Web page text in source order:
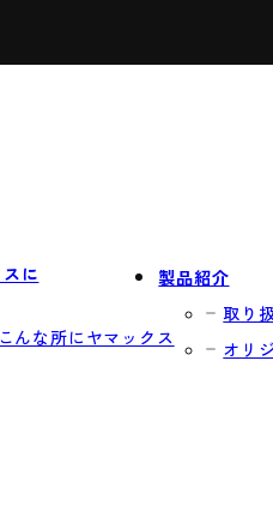
に
こんな所にヤマックス
製品紹介
取り
オリ